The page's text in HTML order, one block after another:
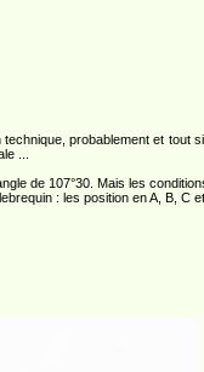
probablement et
...
de 107°30. Mais les
: les position en A, B,